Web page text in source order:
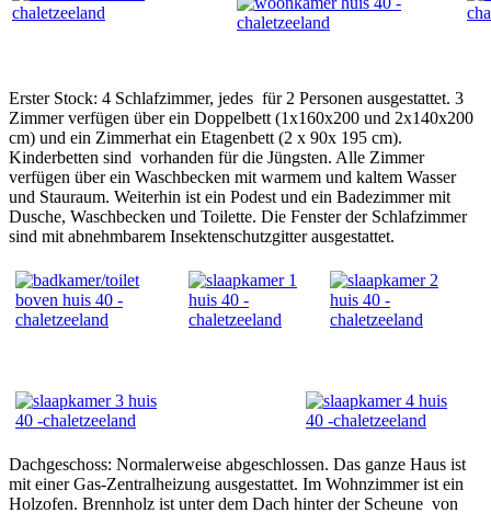
Erster Stock: 4 Schlafzimmer, jedes für 2 Personen ausgestattet. 3
Zimmer verfügen über ein Doppelbett (1x160x200 und 2x140x200
cm) und ein Zimmerhat ein Etagenbett (2 x 90x 195 cm).
Kinderbetten sind vorhanden für die Jüngsten. Alle Zimmer
verfügen über ein Waschbecken mit warmem und kaltem Wasser
und Stauraum. Weiterhin ist ein Podest und ein Badezimmer mit
Dusche, Waschbecken und Toilette. Die Fenster der Schlafzimmer
sind mit abnehmbarem Insektenschutzgitter ausgestattet.
Dachgeschoss: Normalerweise abgeschlossen. Das ganze Haus ist
mit einer Gas-Zentralheizung ausgestattet. Im Wohnzimmer ist ein
Holzofen. Brennholz ist unter dem Dach hinter der Scheune von